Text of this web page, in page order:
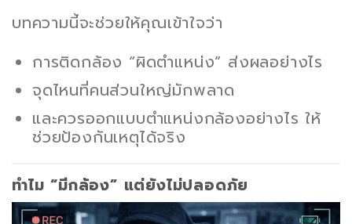
บทความนี้จะช่วยให้คุณเข้าใจว่า
การติดกล้อง “ผิดตำแหน่ง” ส่งผลอย่างไร
จุดไหนที่คนส่วนใหญ่มักพลาด
และควรออกแบบตำแหน่งกล้องอย่างไร ให้
ช่วยป้องกันเหตุได้จริง
ทำไม “มีกล้อง” แต่ยังไม่ปลอดภัย